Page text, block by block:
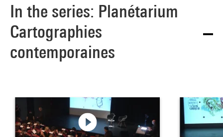
In the series: Planétarium
Cartographies
contemporaines